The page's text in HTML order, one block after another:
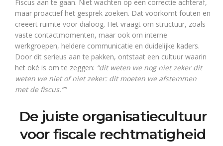
Fiscus aan te gaan. Niet wachten op een correctie achteraf,
maar proactief het gesprek zoeken. Dat voorkomt fouten en
creëert ruimte voor dialoog. Het vraagt om structuur, zoals
vaste contactmomenten, maar ook om interne
werkgroepen, heldere communicatie en duidelijke kaders.
Door dit serieus aan te pakken, ontstaat een cultuur waarin
het oké is om te zeggen: “dit weten we nog niet zeker dit
weten we niet of niet zeker: dit moeten we afstemmen
met de fiscus.””
De juiste organisatiecultuur
voor fiscale rechtmatigheid